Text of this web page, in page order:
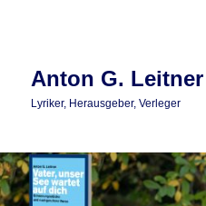
Anton G. Leitner
Lyriker, Herausgeber, Verleger